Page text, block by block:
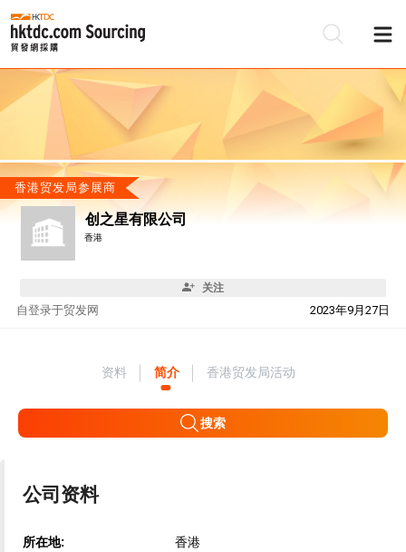
香港贸发局参展商
创之星有限公司
香港
关注
自 2023年9月27日
登录于贸发网
资料 简介 香港贸发局活动
搜索
公司资料
所在地: 香港